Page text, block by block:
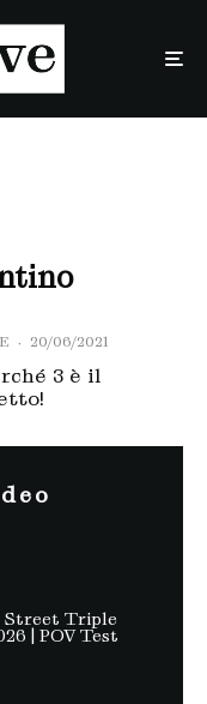
· 20/06/2021
3 è il
Triple
| POV Test